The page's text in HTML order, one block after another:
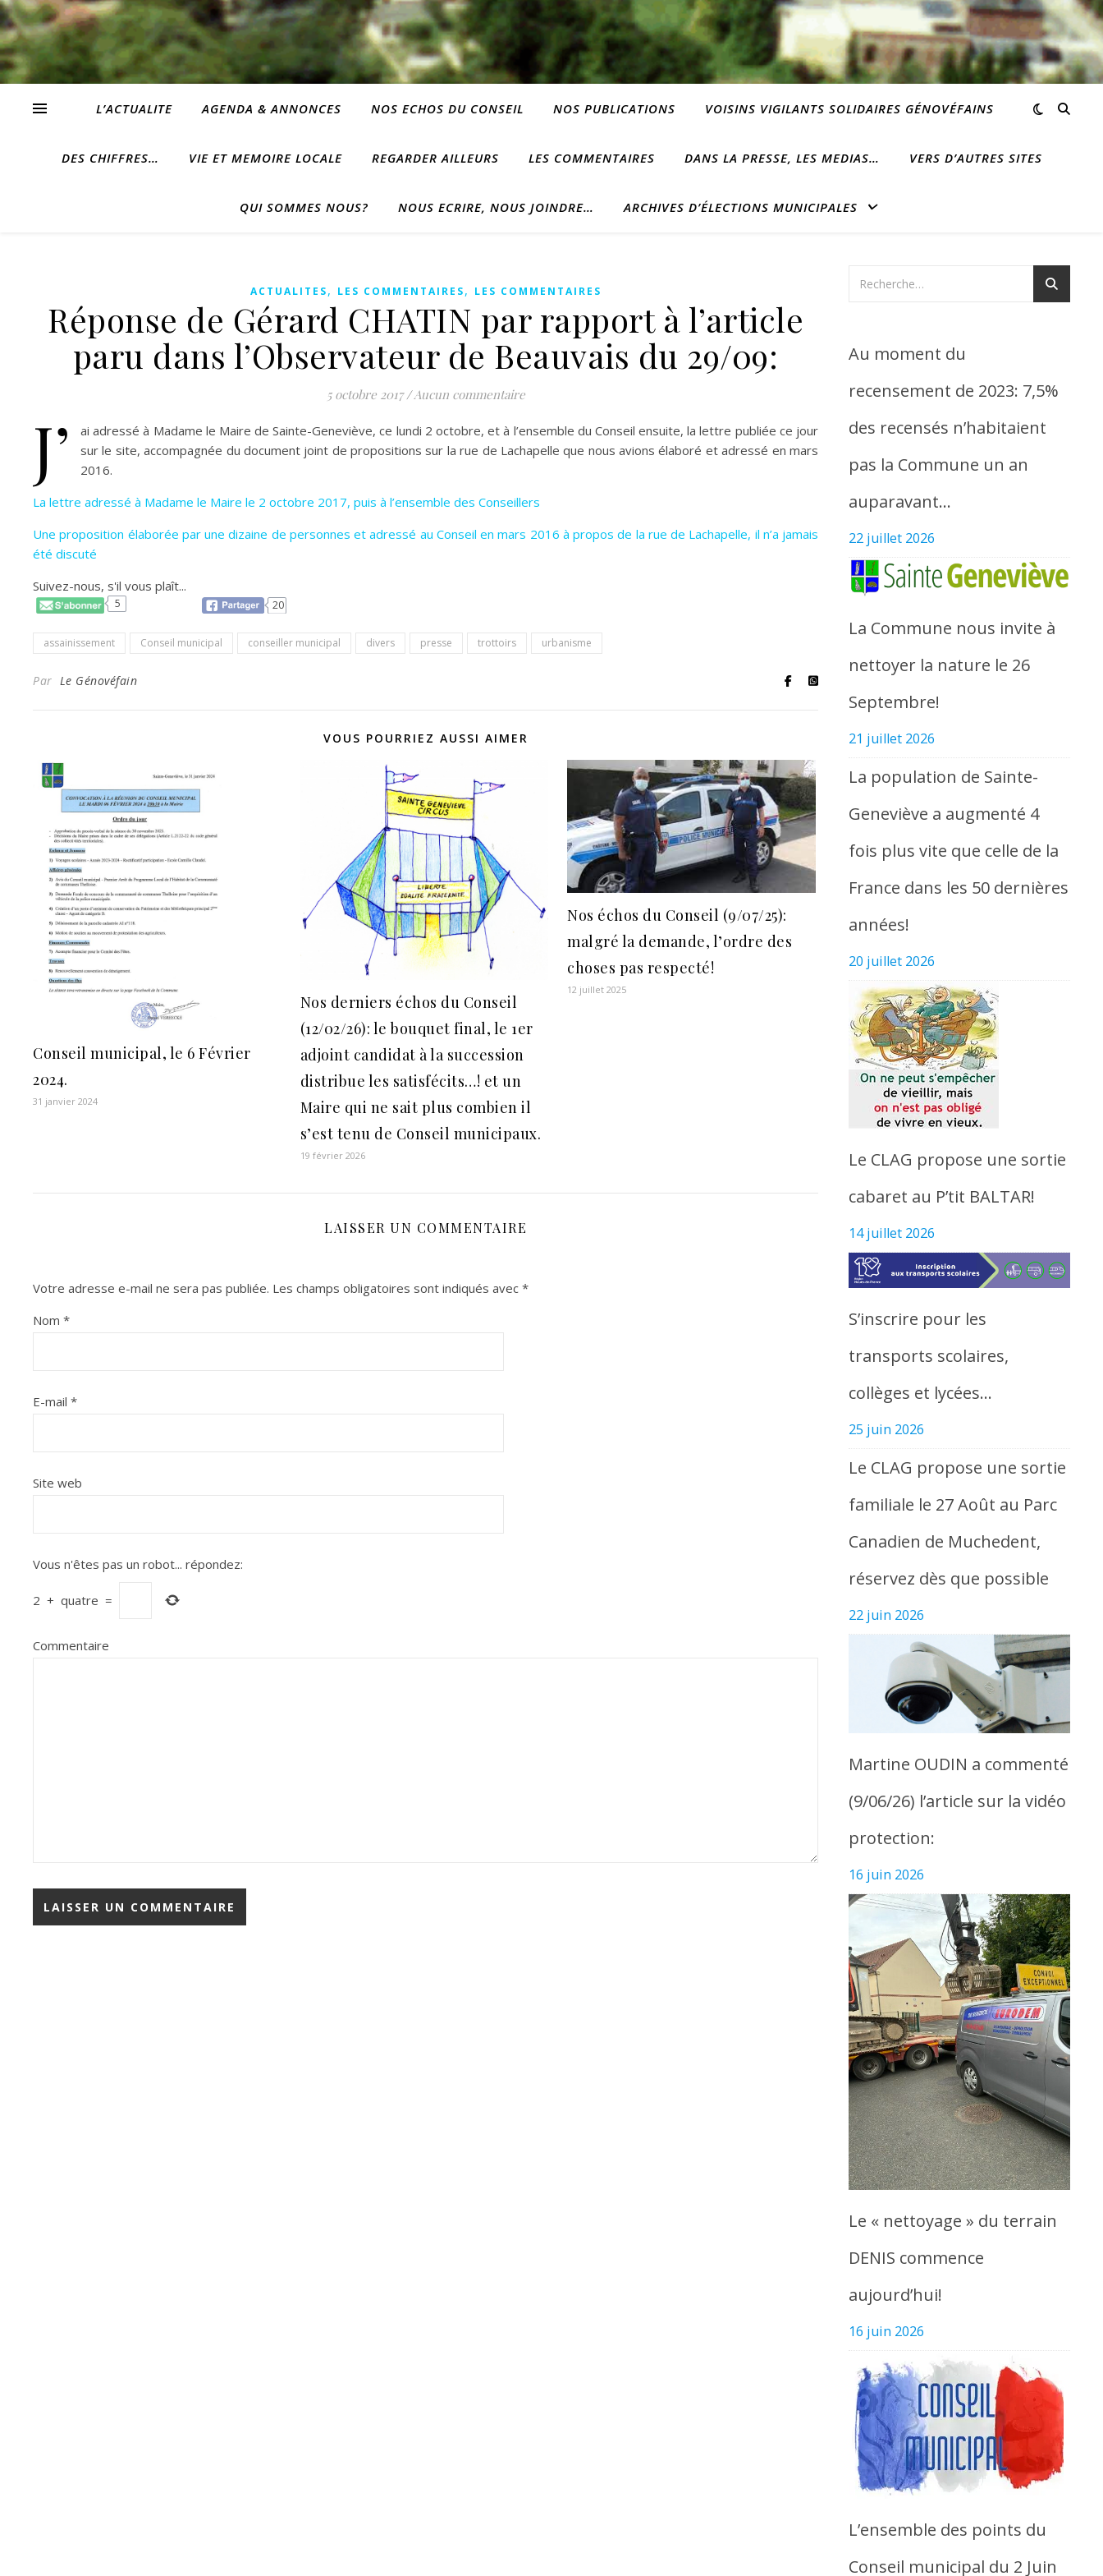
L’ACTUALITE AGENDA & ANNONCES NOS ECHOS DU CONSEIL NOS PUBLICATIONS VOISINS VIGILANTS SOLIDAIRES GÉNOVÉFAINS
DES CHIFFRES… VIE ET MEMOIRE LOCALE REGARDER AILLEURS LES COMMENTAIRES DANS LA PRESSE, LES MEDIAS… VERS D’AUTRES SITES
QUI SOMMES NOUS? NOUS ECRIRE, NOUS JOINDRE… ARCHIVES D’ÉLECTIONS MUNICIPALES
ACTUALITES, LES COMMENTAIRES, LES COMMENTAIRES
Réponse de Gérard CHATIN par rapport à l’article
paru dans l’Observateur de Beauvais du 29/09:
5 octobre 2017 /Aucun commentaire
J’
ai adressé à Madame le Maire de Sainte-Geneviève, ce lundi 2 octobre, et à l’ensemble du Conseil ensuite, la lettre publiée ce jour
sur le site, accompagnée du document joint de propositions sur la rue de Lachapelle que nous avions élaboré et adressé en mars
2016.
La lettre adressé à Madame le Maire le 2 octobre 2017, puis à l’ensemble des Conseillers
Une proposition élaborée par une dizaine de personnes et adressé au Conseil en mars 2016 à propos de la rue de Lachapelle, il n’a jamais
été discuté
Suivez-nous, s'il vous plaît...
5 20
assainissement Conseil municipal conseiller municipal divers presse trottoirs urbanisme
Par Le Génovéfain
VOUS POURRIEZ AUSSI AIMER
Conseil municipal, le 6 Février
2024.
31 janvier 2024
Nos derniers échos du Conseil
(12/02/26): le bouquet final, le 1er
adjoint candidat à la succession
distribue les satisfécits…! et un
Maire qui ne sait plus combien il
s’est tenu de Conseil municipaux.
19 février 2026
Nos échos du Conseil (9/07/25):
malgré la demande, l’ordre des
choses pas respecté!
12 juillet 2025
LAISSER UN COMMENTAIRE
Votre adresse e-mail ne sera pas publiée. Les champs obligatoires sont indiqués avec *
Nom *
E-mail *
Site web
Vous n'êtes pas un robot... répondez:
2 + quatre =
Commentaire
Au moment du
recensement de 2023: 7,5%
des recensés n’habitaient
pas la Commune un an
auparavant…
22 juillet 2026
La Commune nous invite à
nettoyer la nature le 26
Septembre!
21 juillet 2026
La population de Sainte-
Geneviève a augmenté 4
fois plus vite que celle de la
France dans les 50 dernières
années!
20 juillet 2026
Le CLAG propose une sortie
cabaret au P’tit BALTAR!
14 juillet 2026
S’inscrire pour les
transports scolaires,
collèges et lycées…
25 juin 2026
Le CLAG propose une sortie
familiale le 27 Août au Parc
Canadien de Muchedent,
réservez dès que possible
22 juin 2026
Martine OUDIN a commenté
(9/06/26) l’article sur la vidéo
protection:
16 juin 2026
Le « nettoyage » du terrain
DENIS commence
aujourd’hui!
16 juin 2026
L’ensemble des points du
Conseil municipal du 2 Juin